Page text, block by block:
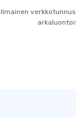
Ilmainen